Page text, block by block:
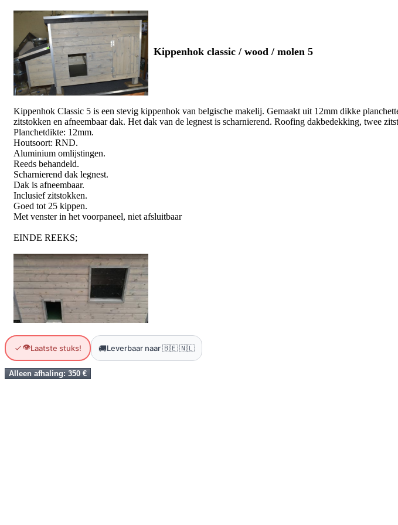
Kippenhok classic / wood / molen 5
Kippenhok Classic 5 is een stevig kippenhok van belgische makelij. Gemaakt uit 12mm dikke
zitstokken en afneembaar dak. Het dak van de legnest is scharnierend. Roofing dakbedekking, twee
Planchetdikte: 12mm.
Houtsoort: RND.
Aluminium omlijstingen.
Reeds behandeld.
Scharnierend dak legnest.
Dak is afneembaar.
Inclusief zitstokken.
Goed tot 25 kippen.
Met venster in het voorpaneel, niet afsluitbaar
EINDE REEKS;
👁Laatste stuks! 🚚Leverbaar naar 🇧🇪 🇳🇱